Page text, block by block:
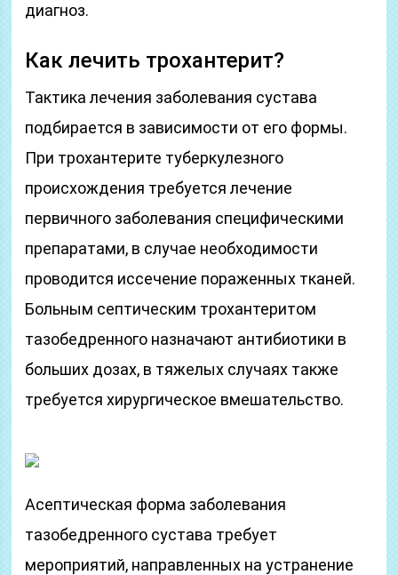
диагноз.
Как лечить трохантерит?
Тактика лечения заболевания сустава
подбирается в зависимости от его формы.
При трохантерите туберкулезного
происхождения требуется лечение
первичного заболевания специфическими
препаратами, в случае необходимости
проводится иссечение пораженных тканей.
Больным септическим трохантеритом
тазобедренного назначают антибиотики в
больших дозах, в тяжелых случаях также
требуется хирургическое вмешательство.
Асептическая форма заболевания
тазобедренного сустава требует
мероприятий, направленных на устранение